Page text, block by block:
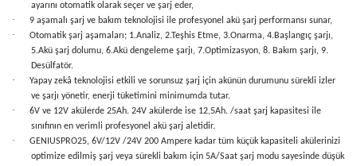
ayarını otomatik olarak seçer ve şarj eder,
· 9 aşamalı şarj ve bakım teknolojisi ile profesyonel akü şarj performansı sunar,
·
Otomatik şarj aşamaları; 1.Analiz, 2.Teşhis Etme, 3.Onarma, 4.Başlangıç şarjı,
5.Akü şarj dolumu, 6.Akü dengeleme şarjı, 7.Optimizasyon, 8. Bakım şarjı, 9.
Desülfatör.
·
Yapay zekâ teknolojisi etkili ve sorunsuz şarj için akünün durumunu sürekli izler
ve şarjı yönetir, enerji tüketimini minimumda tutar.
·
6V ve 12V akülerde 25Ah. 24V akülerde ise 12,5Ah. /saat şarj kapasitesi ile
sınıfının en verimli profesyonel akü şarj aletidir.
· GENIUSPRO25, 6V/12V /24V 200 Ampere kadar tüm küçük kapasiteli akülerinizi
optimize edilmiş şarj veya sürekli bakım için 5A/Saat şarj modu sayesinde düşük